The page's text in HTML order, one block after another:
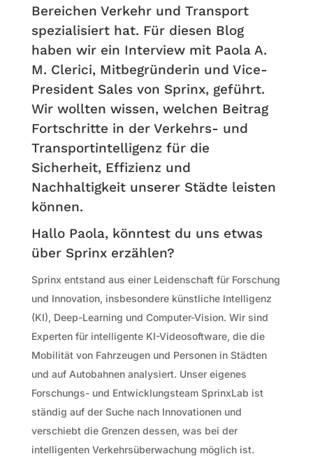
Bereichen Verkehr und Transport
spezialisiert hat. Für diesen Blog
haben wir ein Interview mit Paola A.
M. Clerici, Mitbegründerin und Vice-
President Sales von Sprinx, geführt.
Wir wollten wissen, welchen Beitrag
Fortschritte in der Verkehrs- und
Transportintelligenz für die
Sicherheit, Effizienz und
Nachhaltigkeit unserer Städte leisten
können.
Hallo Paola, könntest du uns etwas
über Sprinx erzählen?
Sprinx entstand aus einer Leidenschaft für Forschung
und Innovation, insbesondere künstliche Intelligenz
(KI), Deep-Learning und Computer-Vision. Wir sind
Experten für intelligente KI-Videosoftware, die die
Mobilität von Fahrzeugen und Personen in Städten
und auf Autobahnen analysiert. Unser eigenes
Forschungs- und Entwicklungsteam SprinxLab ist
ständig auf der Suche nach Innovationen und
verschiebt die Grenzen dessen, was bei der
intelligenten Verkehrsüberwachung möglich ist.